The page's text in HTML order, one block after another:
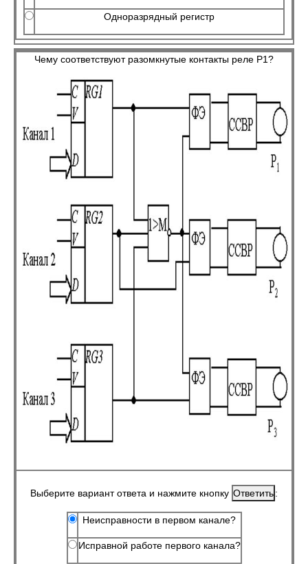
Одноразрядный регистр
Чему соответствуют разомкнутые контакты реле Р1?
Выберите вариант ответа и нажмите кнопку :
Неисправности в первом канале?
Исправной работе первого канала?